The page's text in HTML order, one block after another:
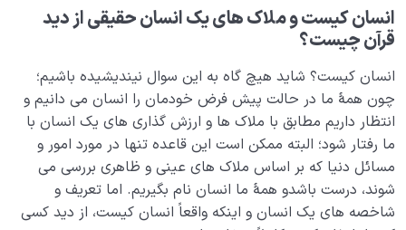
قضا و قدر و اختیار 0/13
ابتلاء و امتحان در زندگی
شیطان دشمن آشکار 0/14
بیماری‌های پنهان روح 0/15
مهمترین امانت خدا چیست و خیانت به آن چه پیامدهایی
دارد؟
انسان کیست و ملاک های یک انسان حقیقی از دید
قرآن چیست؟
انسان کیست؟ شاید هیچ گاه به این سوال نیندیشیده باشیم؛
چون همۀ ما در حالت پیش فرض خودمان را انسان می دانیم و
انتظار داریم مطابق با ملاک ها و ارزش گذاری های یک انسان با
ما رفتار شود؛ البته ممکن است این قاعده تنها در مورد امور و
مسائل دنیا که بر اساس ملاک های عینی و ظاهری بررسی می
شوند، درست باشدو همۀ ما انسان نام بگیریم. اما تعریف و
شاخصه های یک انسان و اینکه واقعاً انسان کیست، از دید کسی